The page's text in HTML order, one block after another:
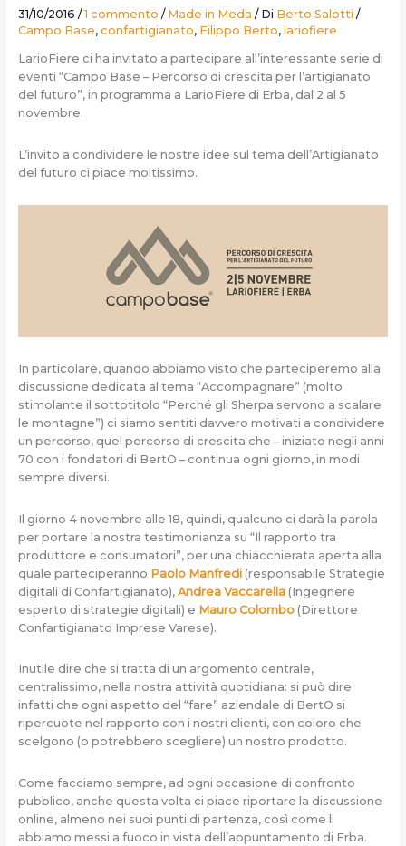
31/10/2016 /1 commento / Made in Meda / Di Berto Salotti /
Campo Base, confartigianato, Filippo Berto, lariofiere
LarioFiere ci ha invitato a partecipare all’interessante serie di
eventi “Campo Base – Percorso di crescita per l’artigianato
del futuro”, in programma a LarioFiere di Erba, dal 2 al 5
novembre.
L’invito a condividere le nostre idee sul tema dell’Artigianato
del futuro ci piace moltissimo.
In particolare, quando abbiamo visto che parteciperemo alla
discussione dedicata al tema “Accompagnare” (molto
stimolante il sottotitolo “Perché gli Sherpa servono a scalare
le montagne”) ci siamo sentiti davvero motivati a condividere
un percorso, quel percorso di crescita che – iniziato negli anni
70 con i fondatori di BertO – continua ogni giorno, in modi
sempre diversi.
Il giorno 4 novembre alle 18, quindi, qualcuno ci darà la parola
per portare la nostra testimonianza su “Il rapporto tra
produttore e consumatori”, per una chiacchierata aperta alla
quale parteciperanno Paolo Manfredi(responsabile Strategie
digitali di Confartigianato), Andrea Vaccarella(Ingegnere
esperto di strategie digitali) e Mauro Colombo (Direttore
Confartigianato Imprese Varese).
Inutile dire che si tratta di un argomento centrale,
centralissimo, nella nostra attività quotidiana: si può dire
infatti che ogni aspetto del “fare” aziendale di BertO si
ripercuote nel rapporto con i nostri clienti, con coloro che
scelgono (o potrebbero scegliere) un nostro prodotto.
Come facciamo sempre, ad ogni occasione di confronto
pubblico, anche questa volta ci piace riportare la discussione
online, almeno nei suoi punti di partenza, così come li
abbiamo messi a fuoco in vista dell’appuntamento di Erba.